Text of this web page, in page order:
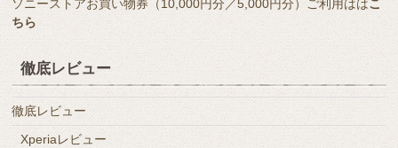
ソニーストアお買い物券（10,000円分／5,000円分）ご利用ははこ
ちら
徹底レビュー
徹底レビュー
Xperiaレビュー